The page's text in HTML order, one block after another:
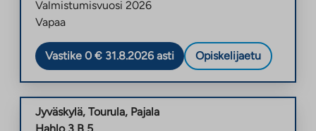
Valmistumisvuosi 2026
Vapaa
Vastike 0 € 31.8.2026 asti Opiskelijaetu
Jyväskylä, Tourula, Pajala